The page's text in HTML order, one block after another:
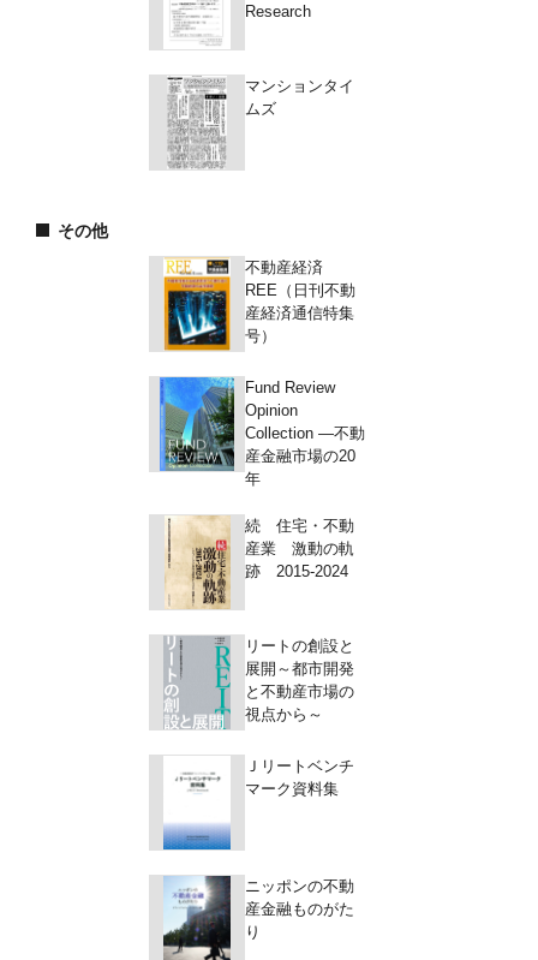
Research
マンションタイ
ムズ
その他
不動産経済
REE（日刊不動
産経済通信特集
号）
Fund Review
Opinion
Collection ―不動
産金融市場の20
年
続 住宅・不動
産業 激動の軌
跡 2015-2024
リートの創設と
展開～都市開発
と不動産市場の
視点から～
Ｊリートベンチ
マーク資料集
ニッポンの不動
産金融ものがた
り